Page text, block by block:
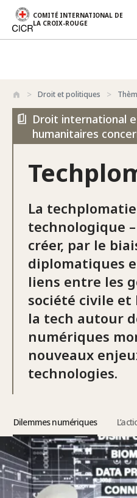
Aller au contenu principal
COMITÉ INTERNATIONAL DE
LA CROIX-ROUGE
Droit et politiques
Droit international
humanitaires
La
technologique
créer, par le
diplomatiques
liens entre les
société civile et
la tech autour
numériques
nouveaux
technologies.
Dilemmes numériques